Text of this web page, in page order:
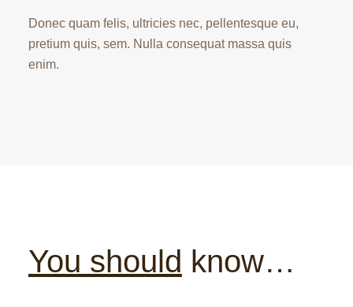
Donec quam felis, ultricies nec, pellentesque eu,
pretium quis, sem. Nulla consequat massa quis
enim.
You should know…